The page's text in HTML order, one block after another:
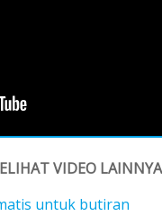
VIDEO
untuk butiran